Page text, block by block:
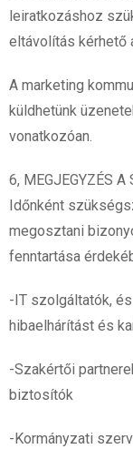
leiratkozáshoz
eltávolítás kérhető
A marketing
küldhetünk
vonatkozóan.
6, MEGJEGYZÉS A
Időnként
megosztani
fenntartása
-IT szolgáltatók,
hibaelhárítást és
-Szakértői
biztosítók
-Kormányzati